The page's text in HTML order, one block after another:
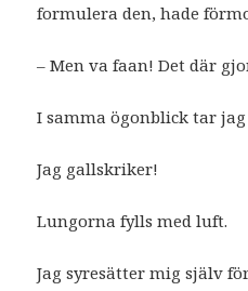
formulera den, hade
– Men va faan! Det där
I samma ögonblick tar
Jag gallskriker!
Lungorna fylls med luft.
Jag syresätter mig själv